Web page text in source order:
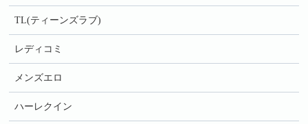
TL(ティーンズラブ)
レディコミ
メンズエロ
ハーレクイン